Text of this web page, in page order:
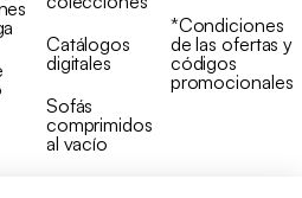
Catálogos
digitales
Sofás
comprimidos
al vacío
*Condiciones
de las ofertas y
códigos
promocionales